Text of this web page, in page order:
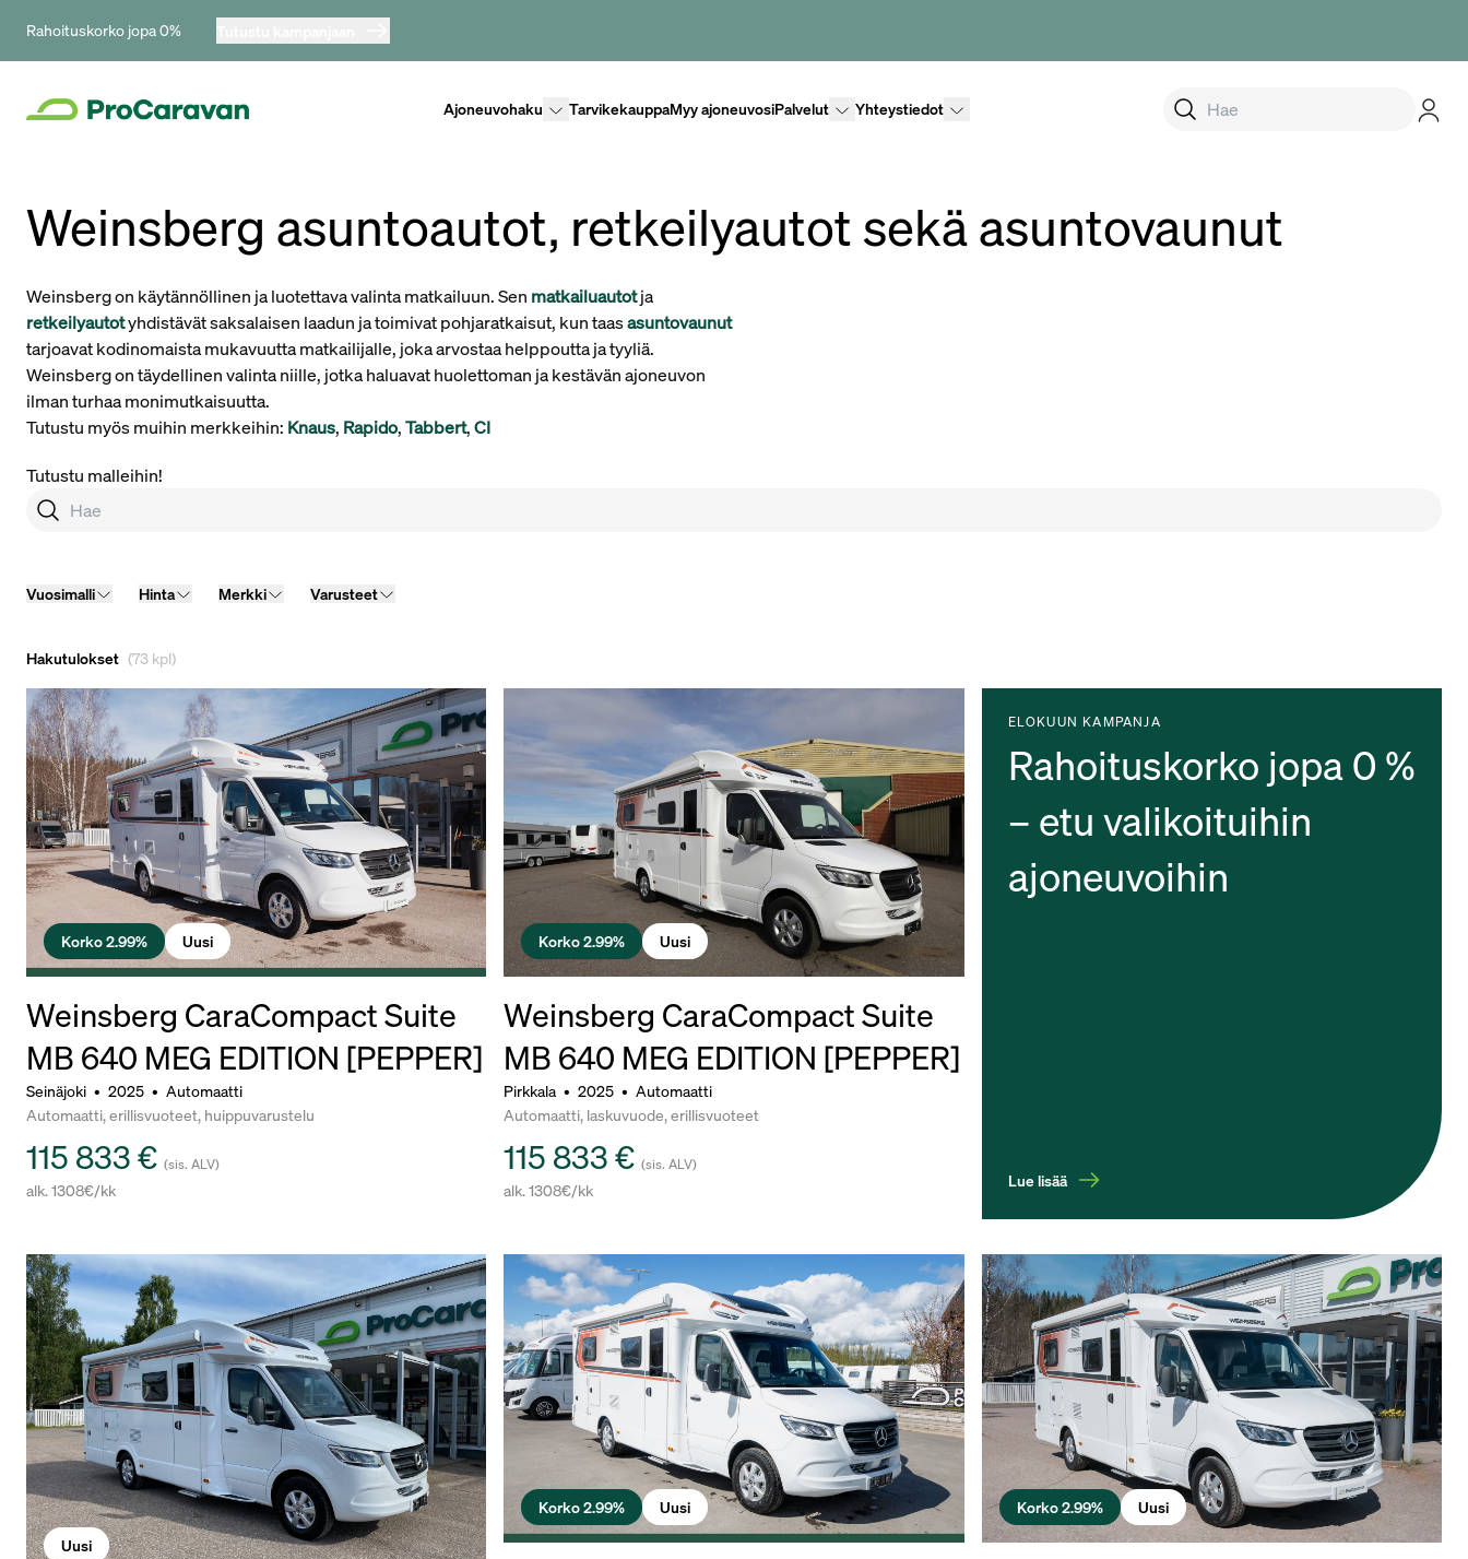
Rahoituskorko jopa 0%
AjoneuvohakuLisävalikko
TarvikekauppaMyy ajoneuvosiPalvelutLisävalikko
YhteystiedotLisävalikko
Weinsberg asuntoautot, retkeilyautot sekä asuntovaunut
Weinsberg on käytännöllinen ja luotettava valinta matkailuun. Sen matkailuautotja
retkeilyautotyhdistävät saksalaisen laadun ja toimivat pohjaratkaisut, kun taasasuntovaunut
tarjoavat kodinomaista mukavuutta matkailijalle, joka arvostaa helppoutta ja tyyliä.
Weinsberg on täydellinen valinta niille, jotka haluavat huolettoman ja kestävän ajoneuvon
ilman turhaa monimutkaisuutta.
Tutustu myös muihin merkkeihin: Knaus, Rapido,Tabbert,CI
Tutustu malleihin!
Vuosimalli Hinta Merkki Varusteet
Hakutulokset (73 kpl)
Korko 2.99% Uusi
Weinsberg CaraCompact Suite
MB 640 MEG EDITION [PEPPER]
Seinäjoki • 2025 • Automaatti
Automaatti, erillisvuoteet, huippuvarustelu
115 833 € (sis. ALV)
alk. 1308€/kk
Korko 2.99% Uusi
Weinsberg CaraCompact Suite
MB 640 MEG EDITION [PEPPER]
Pirkkala • 2025 • Automaatti
Automaatti, laskuvuode, erillisvuoteet
115 833 €(sis. ALV)
alk. 1308€/kk
ELOKUUN KAMPANJA
Rahoituskorko jopa 0 %
– etu valikoituihin
ajoneuvoihin
Lue lisää
Uusi
Korko 2.99% Uusi Korko 2.99% Uusi